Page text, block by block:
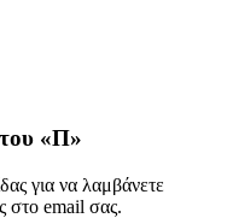
«Π»
για να λαμβάνετε
στο email σας.